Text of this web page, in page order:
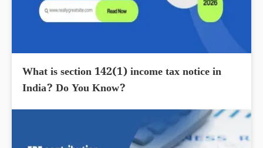
What is section 142(1) income tax notice in
India? Do You Know?